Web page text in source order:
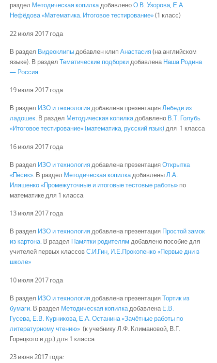
раздел Методическая копилкадобавленоО.В. Узорова, Е.А.
Нефёдова «Математика. Итоговое тестирование»(1 класс)
22 июля 2017 года
В раздел Видеоклипыдобавлен клип Анастасия(на английском
языке). В раздел Тематические подборкидобавленаНаша Родина
— Россия
19 июля 2017 года
В раздел ИЗО и технологиядобавлена презентация Лебеди из
ладошек. В раздел Методическая копилкадобавлено В.Т. Голубь
«Итоговое тестирование» (математика, русский язык)для 1 класса
16 июля 2017 года
В раздел ИЗО и технологиядобавлена презентация Открытка
«Пёсик». В раздел Методическая копилкадобавленыЛ.А.
Иляшенко «Промежуточные и итоговые тестовые работы» по
математике для 1 класса
13 июля 2017 года
В раздел ИЗО и технологиядобавлена презентация Простой замок
из картона. В раздел Памятки родителям добавлено пособие для
учителей первых классовС.И.Гин, И.Е.Прокопенко «Первые дни в
школе»
10 июля 2017 года
В раздел ИЗО и технологиядобавлена презентация Тортик из
бумаги. В раздел Методическая копилкадобавленаЕ.В.
Гусева, Е.В. Курникова, Е.А. Останина «Зачётные работы по
литературному чтению» (к учебнику Л.Ф. Климановой, В.Г.
Горецкого и др.) для 1 класса
23 июня 2017 года: